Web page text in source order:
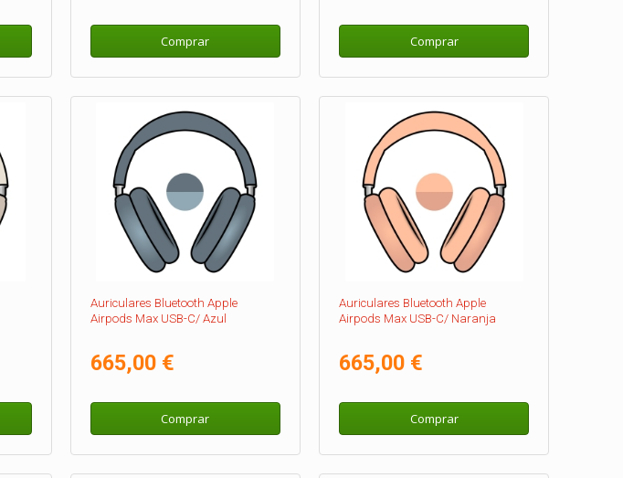
Comprar Comprar
Auriculares Bluetooth Apple
Airpods Max USB-C/ Azul
665,00 €
Comprar
Auriculares Bluetooth Apple
Airpods Max USB-C/ Naranja
665,00 €
Comprar